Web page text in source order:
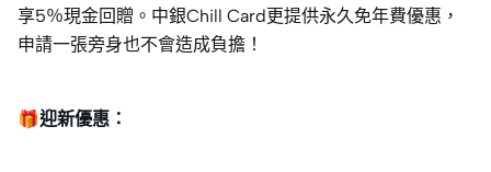
享5％現金回贈。中銀Chill Card更提供永久免年費優惠，
申請一張旁身也不會造成負擔！
🎁迎新優惠：